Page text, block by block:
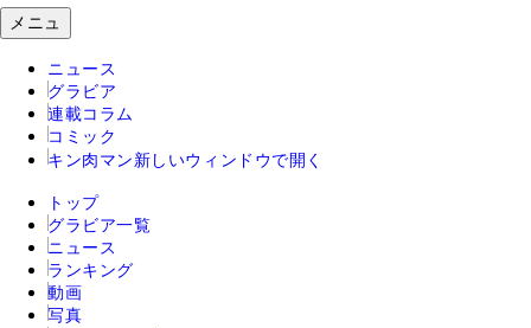
メニュ
ニュース
グラビア
連載コラム
コミック
キン肉マン 新しいウィンドウで開く
トップ
グラビア一覧
ニュース
ランキング
動画
写真